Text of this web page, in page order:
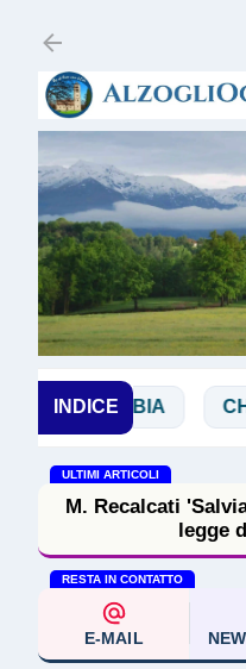
INDICE
BIBBIA CHIALÀ
ULTIMI ARTICOLI
M. Recalcati
legge
RESTA IN CONTATTO
E-MAIL